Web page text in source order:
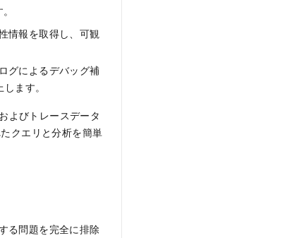
情報を取得し、可観
グによるデバッグ補
ます。
よびトレースデータ
クエリと分析を簡単
る問題を完全に排除